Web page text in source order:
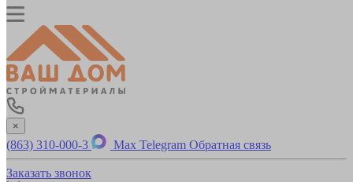
×
(863) 310-000-3 Max Telegram Обратная связь
Заказать звонок